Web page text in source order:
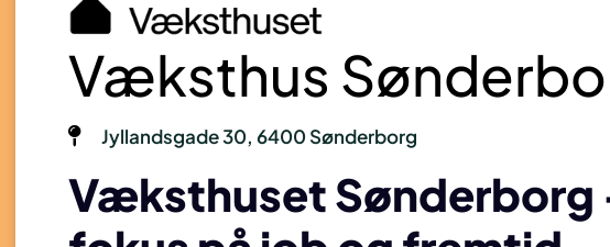
Væksthus
Jyllandsgade 30, 6400 Sønderborg
Væksthuset Sønderborg